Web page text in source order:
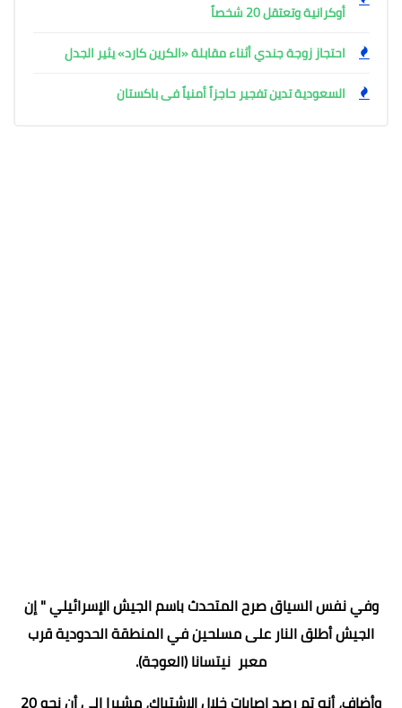
أوكرانية وتعتقل 20 شخصاً
احتجاز زوجة جندي أثناء مقابلة «الكرين كارد» يثير الجدل
السعودية تدين تفجير حاجزاً أمنياً فى باكستان
وفي نفس السياق صرح المتحدث باسم الجيش الإسرائيلي " إن
الجيش أطلق النار على مسلحين في المنطقة الحدودية قرب
معبر نيتسانا (العوجة).
وأضاف، أنه تم رصد إصابات خلال الاشتباك، مشيرا إلى أن نحو 20